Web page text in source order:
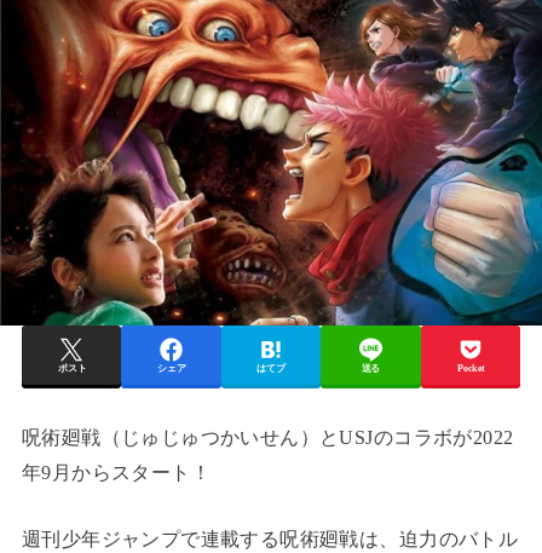
ポスト シェア はてブ 送る Pocket
呪術廻戦（じゅじゅつかいせん）とUSJのコラボが2022
年9月からスタート！
週刊少年ジャンプで連載する呪術廻戦は、迫力のバトル